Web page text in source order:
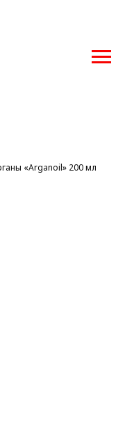
«Arganoil» 200 мл